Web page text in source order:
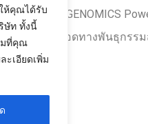
ห้คุณได้รับ
ษัท ทั้งนี้
มที่คุณ
ะเอียดเพิ่ม
” KLEAR GENOMICS
สี่ยงโรคที่ถ่ายทอดทางพันธุ